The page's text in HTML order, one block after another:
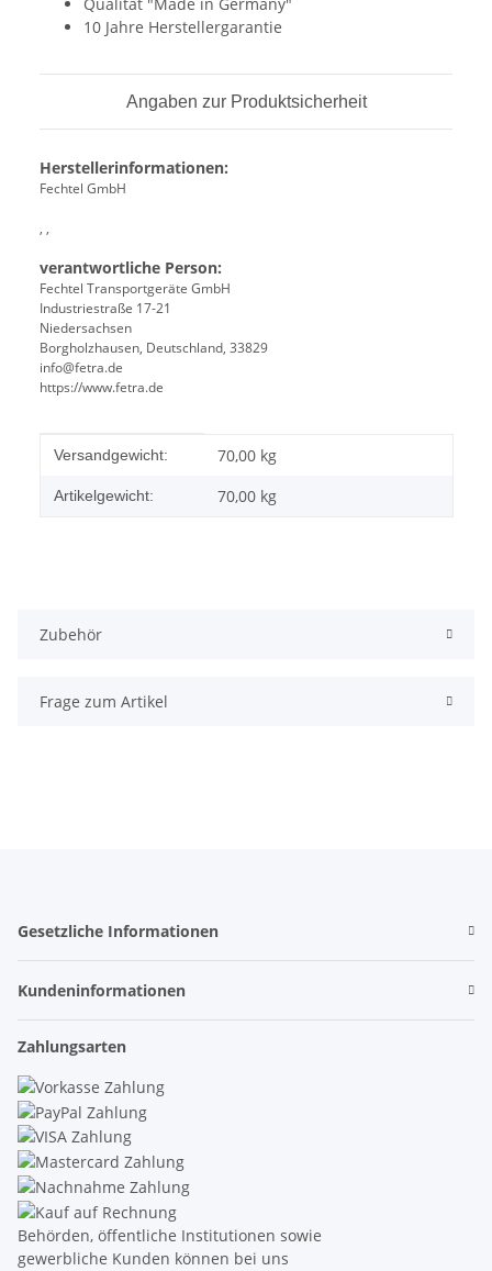
10 Jahre Herstellergarantie
Angaben zur Produktsicherheit
Herstellerinformationen:
Fechtel GmbH
, ,
verantwortliche Person:
Fechtel Transportgeräte GmbH
Industriestraße 17-21
Niedersachsen
Borgholzhausen, Deutschland, 33829
info@fetra.de
https://www.fetra.de
Produkteigenschaft
Wert
Versandgewicht: 70,00 kg
Artikelgewicht: 70,00 kg
Zubehör
Frage zum Artikel
Gesetzliche Informationen
Kundeninformationen
Zahlungsarten
Behörden, öffentliche Institutionen sowie
gewerbliche Kunden können bei uns